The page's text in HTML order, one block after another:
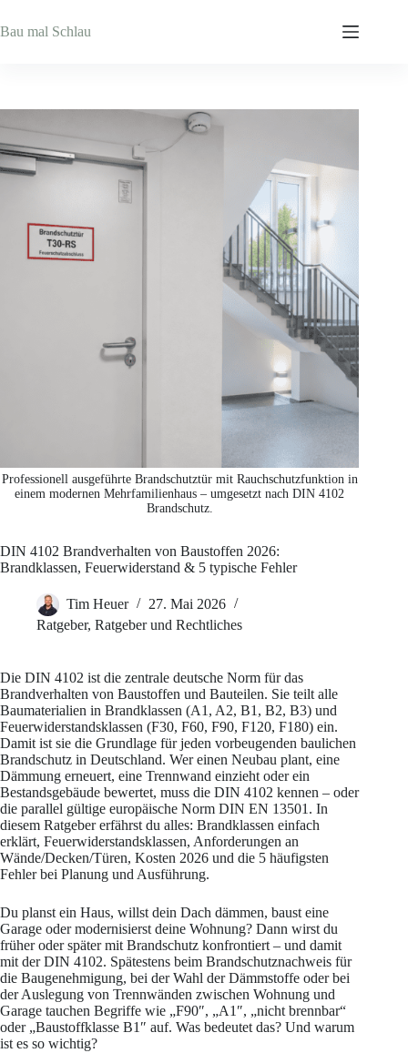
Inhalt
springen
Bau mal Schlau
Professionell ausgeführte Brandschutztür mit Rauchschutzfunktion in
einem modernen Mehrfamilienhaus – umgesetzt nach DIN 4102
Brandschutz.
DIN 4102 Brandverhalten von Baustoffen 2026:
Brandklassen, Feuerwiderstand & 5 typische Fehler
Tim Heuer
27. Mai 2026
Ratgeber, Ratgeber und Rechtliches
Die DIN 4102 ist die zentrale deutsche Norm für das
Brandverhalten von Baustoffen und Bauteilen. Sie teilt alle
Baumaterialien in Brandklassen (A1, A2, B1, B2, B3) und
Feuerwiderstandsklassen (F30, F60, F90, F120, F180) ein.
Damit ist sie die Grundlage für jeden vorbeugenden baulichen
Brandschutz in Deutschland. Wer einen Neubau plant, eine
Dämmung erneuert, eine Trennwand einzieht oder ein
Bestandsgebäude bewertet, muss die DIN 4102 kennen – oder
die parallel gültige europäische Norm DIN EN 13501. In
diesem Ratgeber erfährst du alles: Brandklassen einfach
erklärt, Feuerwiderstandsklassen, Anforderungen an
Wände/Decken/Türen, Kosten 2026 und die 5 häufigsten
Fehler bei Planung und Ausführung.
Du planst ein Haus, willst dein Dach dämmen, baust eine
Garage oder modernisierst deine Wohnung? Dann wirst du
früher oder später mit Brandschutz konfrontiert – und damit
mit der DIN 4102. Spätestens beim Brandschutznachweis für
die Baugenehmigung, bei der Wahl der Dämmstoffe oder bei
der Auslegung von Trennwänden zwischen Wohnung und
Garage tauchen Begriffe wie „F90″, „A1″, „nicht brennbar“
oder „Baustoffklasse B1″ auf. Was bedeutet das? Und warum
ist es so wichtig?